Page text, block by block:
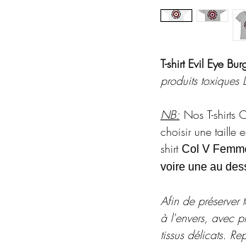
T-shirt Evil Eye
produits toxiques
NB: Nos T-shirts
choisir une taille
shirt Col V
voire une au
Afin de préserver
à l'envers, avec
tissus délicats.